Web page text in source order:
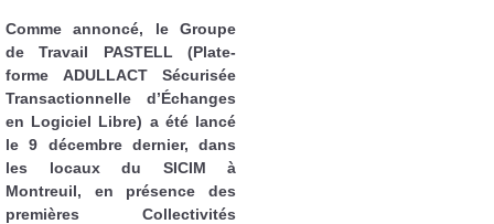
Comme annoncé, le Groupe
de Travail PASTELL (Plate-
forme ADULLACT Sécurisée
Transactionnelle d’Échanges
en Logiciel Libre) a été lancé
le 9 décembre dernier, dans
les locaux du SICIM à
Montreuil, en présence des
premières Collectivités